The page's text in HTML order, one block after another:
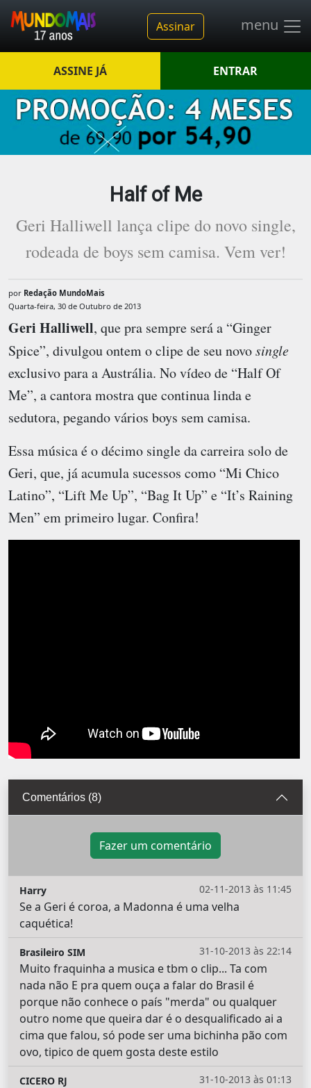
Assinar menu
ASSINE JÁ ENTRAR
Half of Me
Geri Halliwell lança clipe do novo single,
rodeada de boys sem camisa. Vem ver!
por Redação MundoMais
Quarta-feira, 30 de Outubro de 2013
Geri Halliwell, que pra sempre será a “Ginger
Spice”, divulgou ontem o clipe de seu novosingle
exclusivo para a Austrália. No vídeo de “Half Of
Me”, a cantora mostra que continua linda e
sedutora, pegando vários boys sem camisa.
Essa música é o décimo single da carreira solo de
Geri, que, já acumula sucessos como “Mi Chico
Latino”, “Lift Me Up”, “Bag It Up” e “It’s Raining
Men” em primeiro lugar. Confira!
Comentários (8)
Fazer um comentário
02-11-2013 às 11:45
Harry
Se a Geri é coroa, a Madonna é uma velha
caquética!
31-10-2013 às 22:14
Brasileiro SIM
Muito fraquinha a musica e tbm o clip... Ta com
nada não E pra quem ouça a falar do Brasil é
porque não conhece o país "merda" ou qualquer
outro nome que queira dar é o desqualificado ai a
cima que falou, só pode ser uma bichinha pão com
ovo, tipico de quem gosta deste estilo
31-10-2013 às 01:13
CICERO RJ